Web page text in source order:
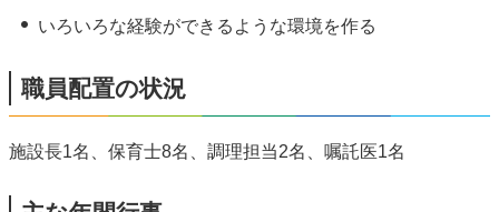
いろいろな経験ができるような環境を作る
職員配置の状況
施設長1名、保育士8名、調理担当2名、嘱託医1名